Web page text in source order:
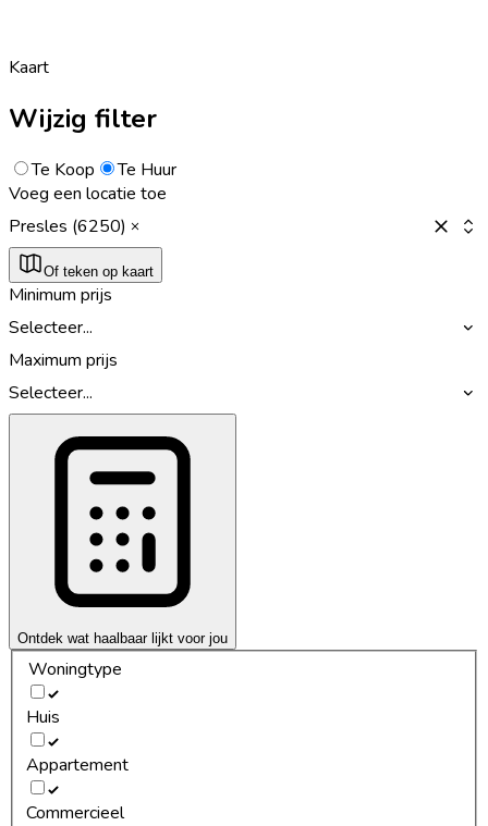
Kaart
Wijzig filter
Te Koop
Te Huur
Voeg een locatie toe
Presles (6250)
Of teken op kaart
Minimum prijs
Selecteer...
Maximum prijs
Selecteer...
Ontdek wat haalbaar lijkt voor jou
Woningtype
Huis
Appartement
Commercieel